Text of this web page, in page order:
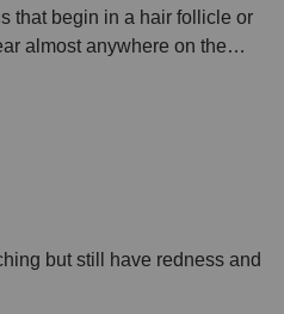
that begin in a hair follicle or
almost anywhere on the…
but still have redness and